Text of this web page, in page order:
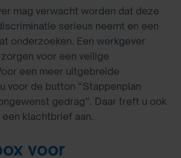
mag verwacht worden dat deze
serieus neemt en een
onderzoeken. Een werkgever
voor een veilige
een meer uitgebreide
voor de button “Stappenplan
gedrag”. Daar treft u ook
klachtbrief aan.
voor